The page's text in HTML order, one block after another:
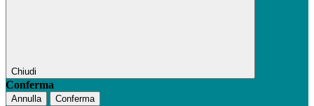
Chiudi
Conferma
Annulla Conferma